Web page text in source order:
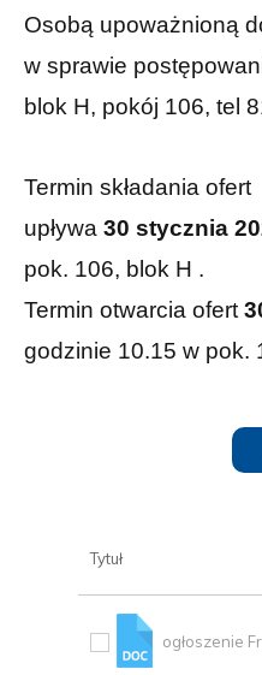
Osobą upoważnioną
w sprawie
blok H, pokój 106, tel
Termin składania ofert
upływa 30 stycznia
pok. 106, blok H .
Termin otwarcia ofert
godzinie 10.15 w pok.
Tytuł
ogłoszenie